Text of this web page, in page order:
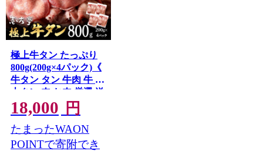
極上牛タン たっぷり
800g(200g×4パック)《
牛タン タン 牛肉 牛 極
上タン 肉 お肉 厳選 送
料無料 焼肉 焼き肉
BBQ バーベキュー し
ゃぶしゃぶ 贅沢 スラ
イス 小分け 小分けパ
18,000 円
たまったWAON
POINTで寄附でき